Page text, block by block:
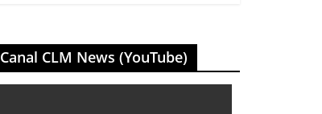
Canal CLM News (YouTube)